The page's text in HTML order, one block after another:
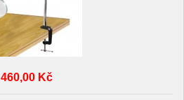
460,00 Kč